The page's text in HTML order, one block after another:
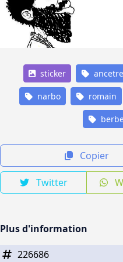
sticker
narbo romain
Copier
Twitter
Plus d'information
226686